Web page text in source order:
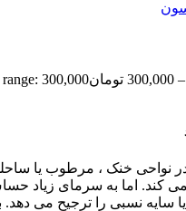
–
300,000 تومان
نواحی خنک ، مرطوب یا
کند. اما به سرمای زیاد
سایه نسبی را ترجیح می دهد.